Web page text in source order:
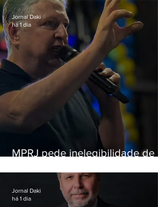
MPRJ pede inelegibilidade de
Jornal Daki
há 1 dia
Jornal Daki
há 1 dia